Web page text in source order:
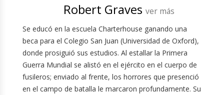
Robert Graves ver más
Se educó en la escuela Charterhouse ganando una
beca para el Colegio San Juan (Universidad de Oxford),
donde prosiguió sus estudios. Al estallar la Primera
Guerra Mundial se alistó en el ejército en el cuerpo de
fusileros; enviado al frente, los horrores que presenció
en el campo de batalla le marcaron profundamente. Su